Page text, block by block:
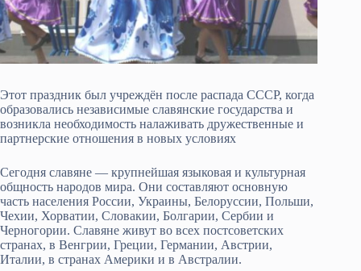
Этот праздник был учреждён после распада СССР, когда
образовались независимые славянские государства и
возникла необходимость налаживать дружественные и
партнерские отношения в новых условиях
Сегодня славяне — крупнейшая языковая и культурная
общность народов мира. Они составляют основную
часть населения России, Украины, Белоруссии, Польши,
Чехии, Хорватии, Словакии, Болгарии, Сербии и
Черногории. Славяне живут во всех постсоветских
странах, в Венгрии, Греции, Германии, Австрии,
Италии, в странах Америки и в Австралии.